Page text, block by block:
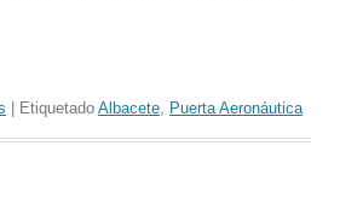
| Etiquetado Albacete Puerta Aeronáutica